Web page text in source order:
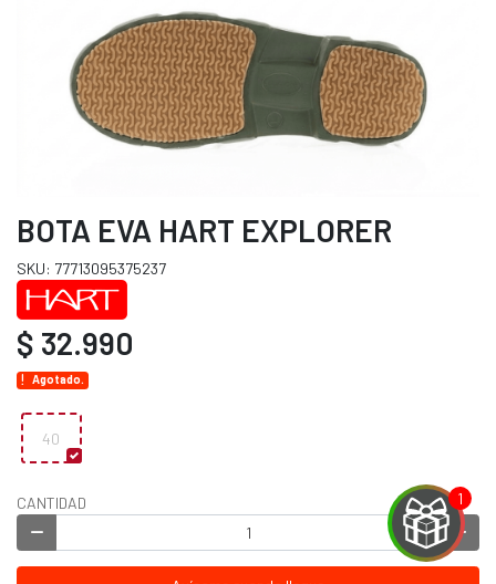
BOTA EVA HART EXPLORER
SKU: 77713095375237
$ 32.990
Agotado.
40
CANTIDAD